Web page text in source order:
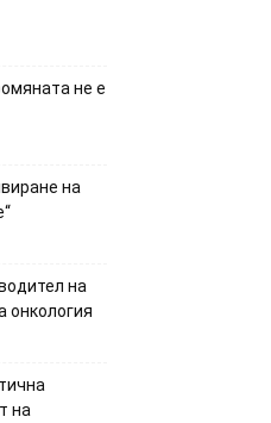
не е
на
на
онкология
на